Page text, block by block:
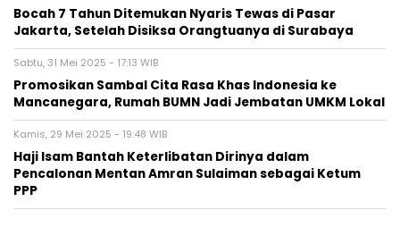
Bocah 7 Tahun Ditemukan Nyaris Tewas di Pasar
Jakarta, Setelah Disiksa Orangtuanya di Surabaya
Sabtu, 31 Mei 2025 - 17:13 WIB
Promosikan Sambal Cita Rasa Khas Indonesia ke
Mancanegara, Rumah BUMN Jadi Jembatan UMKM Lokal
Kamis, 29 Mei 2025 - 19:48 WIB
Haji Isam Bantah Keterlibatan Dirinya dalam
Pencalonan Mentan Amran Sulaiman sebagai Ketum
PPP